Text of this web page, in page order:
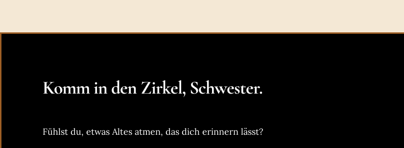
Komm in den Zirkel, Schwester.
Fühlst du, etwas Altes atmen, das dich erinnern lässt?